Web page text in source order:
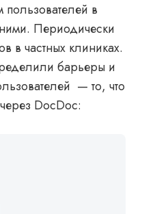
в
Периодически
в частных клиниках.
барьеры и
— то, что
DocDoc: